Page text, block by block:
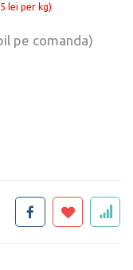
lei per kg)
pe comanda)